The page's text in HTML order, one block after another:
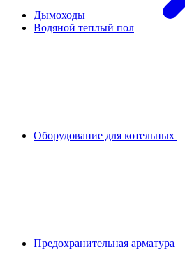
Дымоходы
Водяной теплый пол
Оборудование для котельных
Предохранительная арматура